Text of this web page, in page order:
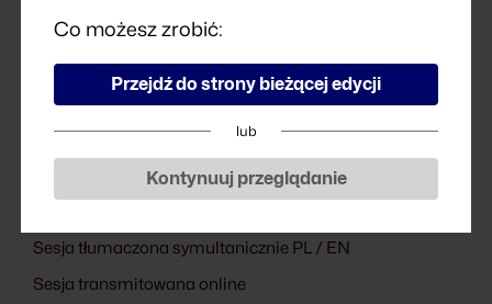
ZDROWOTNY HYDE PARK
Sesja tłumaczona symultanicznie PL / EN
Sesja transmitowana online
Co możesz zrobić:
Przejdź do strony bieżącej edycji
lub
Kontynuuj przeglądanie